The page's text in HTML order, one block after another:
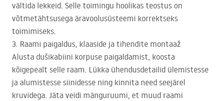
vältida lekkeid. Selle toimingu hoolikas teostus on
võtmetähtsusega äravoolusüsteemi korrektseks
toimimiseks.
3. Raami paigaldus, klaaside ja tihendite montaaž
Alusta dušikabiini korpuse paigaldamist, koosta
kõigepealt selle raam. Lükka ühendusdetailid ülemistesse
ja alumistesse siinidesse ning kinnita need seejärel
kruvidega. Jäta veidi mänguruumi, et muud raami